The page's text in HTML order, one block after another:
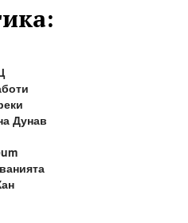
Дунав